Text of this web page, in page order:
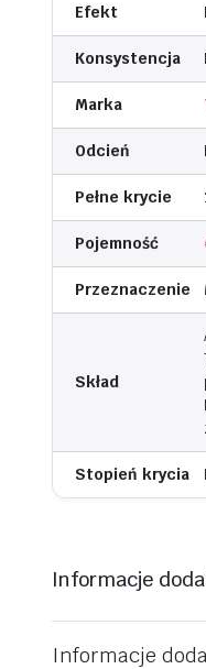
Efekt
Konsystencja
Marka
Odcień
Pełne krycie
Pojemność
Przeznaczenie
Skład
Stopień krycia
Informacje
Informacje